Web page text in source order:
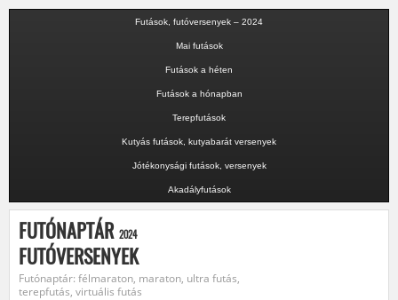
Futások, futóversenyek – 2024
Mai futások
Futások a héten
Futások a hónapban
Terepfutások
Kutyás futások, kutyabarát versenyek
Jótékonysági futások, versenyek
Akadályfutások
FUTÓNAPTÁR 2024
FUTÓVERSENYEK
Futónaptár: félmaraton, maraton, ultra futás,
terepfutás, virtuális futás